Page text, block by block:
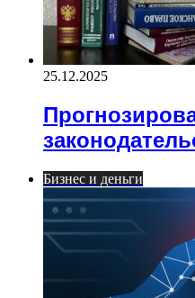
25.12.2025
Бизнес и деньги